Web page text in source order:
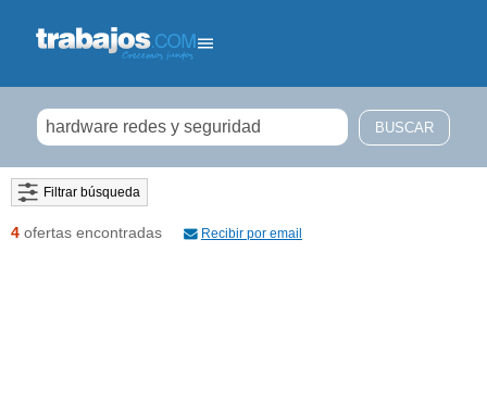
Filtrar búsqueda
4 ofertas encontradas Recibir por email